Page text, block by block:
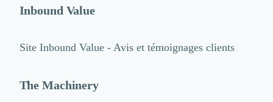
Inbound Value
Site Inbound Value - Avis et témoignages clients
The Machinery